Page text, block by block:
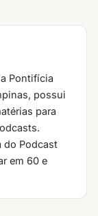
Pontifícia
possui
para
do Podcast
em 60 e